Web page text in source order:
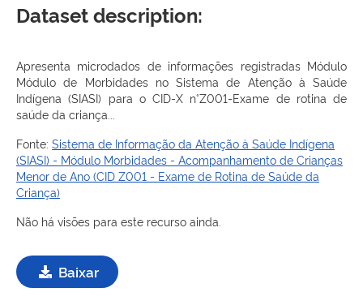
Dataset description:
Apresenta microdados de informações registradas Módulo
Módulo de Morbidades no Sistema de Atenção à Saúde
Indígena (SIASI) para o CID-X n°Z001-Exame de rotina de
saúde da criança...
Fonte: Sistema de Informação da Atenção à Saúde Indígena
(SIASI) - Módulo Morbidades - Acompanhamento de Crianças
Menor de Ano (CID Z001 - Exame de Rotina de Saúde da
Criança)
Não há visões para este recurso ainda.
Baixar